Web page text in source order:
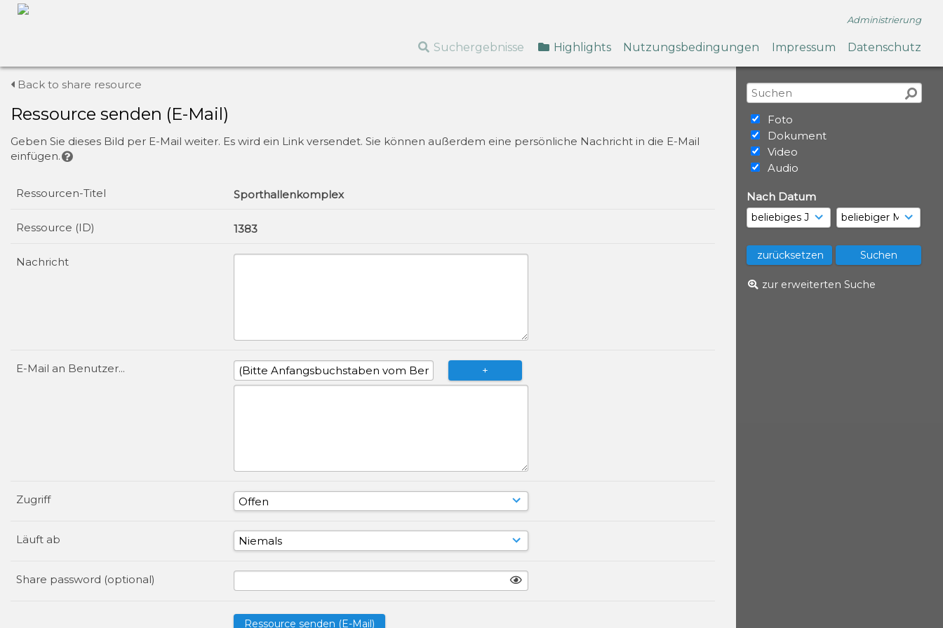
Administrierung
Suchergebnisse Highlights Nutzungsbedingungen Impressum Datenschutz
Foto
Dokument
Video
Audio
Nach Datum
zur erweiterten Suche
Back to share resource
Ressource senden (E-Mail)
Geben Sie dieses Bild per E-Mail weiter. Es wird ein Link versendet. Sie können außerdem eine persönliche Nachricht in die E-Mail
einfügen.
Ressourcen-Titel Sporthallenkomplex
Ressource (ID) 1383
Nachricht
E-Mail an Benutzer...
Zugriff
Läuft ab
Share password (optional)